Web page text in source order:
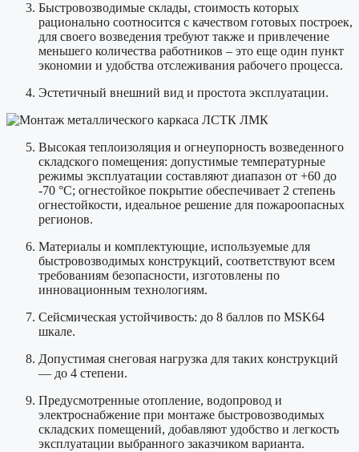
Быстровозводимые склады, стоимость которых
рационально соотносится с качеством готовых построек,
для своего возведения требуют также и привлечение
меньшего количества работников – это еще один пункт
экономии и удобства отслеживания рабочего процесса.
Эстетичный внешний вид и простота эксплуатации.
Высокая теплоизоляция и огнеупорность возведенного
складского помещения: допустимые температурные
режимы эксплуатации составляют диапазон от +60 до
-70 °С; огнестойкое покрытие обеспечивает 2 степень
огнестойкости, идеальное решение для пожароопасных
регионов.
Материалы и комплектующие, используемые для
быстровозводимых конструкций, соответствуют всем
требованиям безопасности, изготовлены по
инновационным технологиям.
Сейсмическая устойчивость: до 8 баллов по MSK64
шкале.
Допустимая снеговая нагрузка для таких конструкций
— до 4 степени.
Предусмотренные отопление, водопровод и
электроснабжение при монтаже быстровозводимых
складских помещений, добавляют удобство и легкость
эксплуатации выбранного заказчиком варианта.